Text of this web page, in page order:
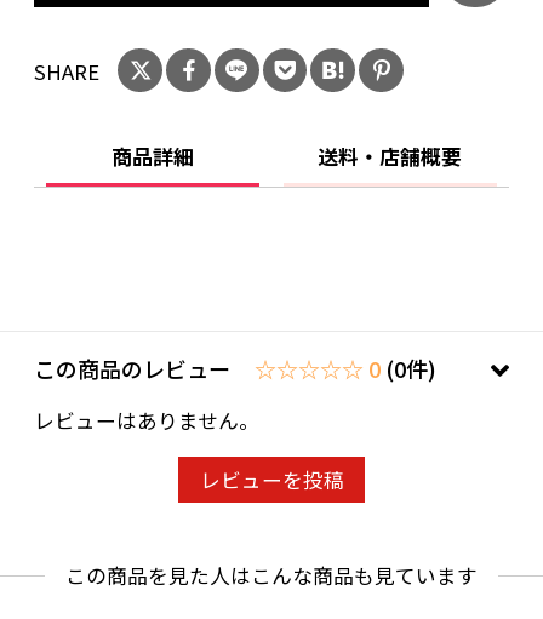
SHARE
商品詳細 送料・店舗概要
この商品のレビュー ☆☆☆☆☆ 0 (0件)
レビューはありません。
レビューを投稿
この商品を見た人はこんな商品も見ています